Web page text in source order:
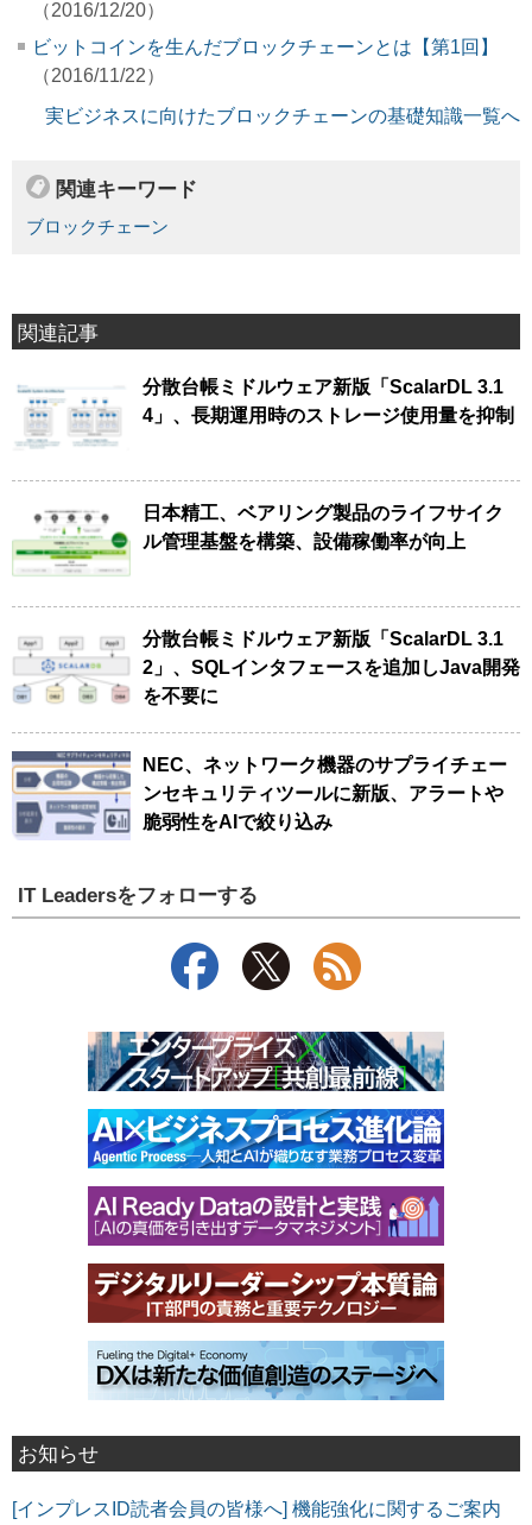
（2016/12/20）
ビットコインを生んだブロックチェーンとは【第1回】
（2016/11/22）
実ビジネスに向けたブロックチェーンの基礎知識一覧へ
関連キーワード
ブロックチェーン
関連記事
分散台帳ミドルウェア新版「ScalarDL 3.1
4」、長期運用時のストレージ使用量を抑制
日本精工、ベアリング製品のライフサイク
ル管理基盤を構築、設備稼働率が向上
分散台帳ミドルウェア新版「ScalarDL 3.1
2」、SQLインタフェースを追加しJava開発
を不要に
NEC、ネットワーク機器のサプライチェー
ンセキュリティツールに新版、アラートや
脆弱性をAIで絞り込み
IT Leadersをフォローする
お知らせ
[インプレスID読者会員の皆様へ] 機能強化に関するご案内